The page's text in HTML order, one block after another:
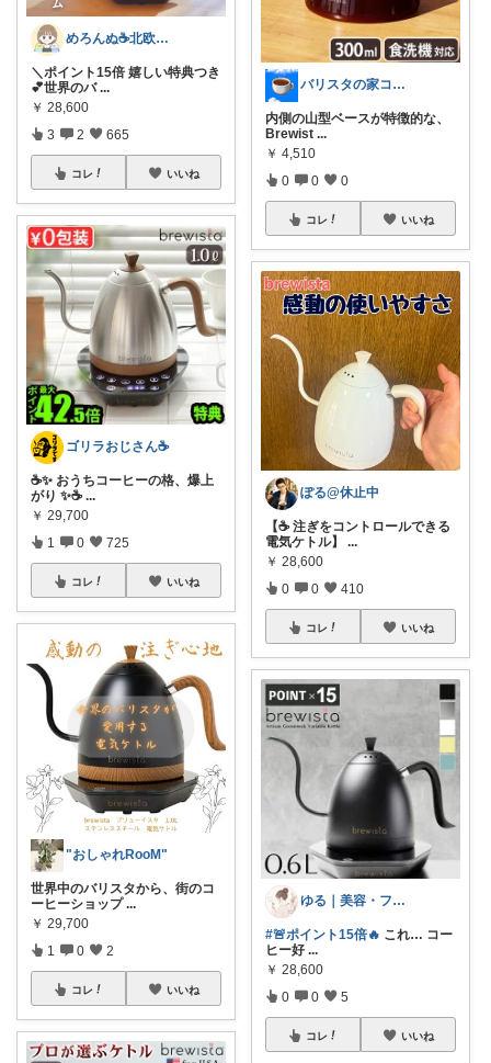
めろんぬ☕️北欧ナチュラルな暮らし
＼ポイント15倍 嬉しい特典つき
💕世界のバ ...
￥ 28,600
3 2 665
コレ いいね
ゴリラおじさん☕️
☕️✨ おうちコーヒーの格、爆上
がり ✨☕ ...
￥ 29,700
1 0 725
コレ いいね
"おしゃれRooM"
世界中のバリスタから、街のコ
ーヒーショップ ...
￥ 29,700
1 0 2
コレ いいね
バリスタの家コーヒー選品室☕️🧎
内側の山型ベースが特徴的な、
Brewist ...
￥ 4,510
0 0 0
コレ いいね
ぽる@休止中
【☕ 注ぎをコントロールできる
電気ケトル】
...
￥ 28,600
0 0 410
コレ いいね
ゆる｜美容・ファッション
#🚨ポイント15倍🔥 これ… コー
ヒー好 ...
￥ 28,600
0 0 5
コレ いいね